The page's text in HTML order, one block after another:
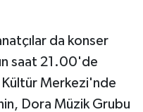
da konser
saat 21.00'de
Kültür Merkezi'nde
Dora Müzik Grubu